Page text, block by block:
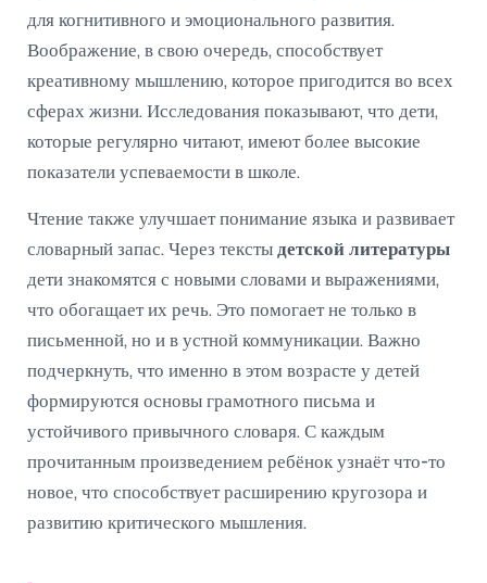
для когнитивного и эмоционального развития.
Воображение, в свою очередь, способствует
креативному мышлению, которое пригодится во всех
сферах жизни. Исследования показывают, что дети,
которые регулярно читают, имеют более высокие
показатели успеваемости в школе.
Чтение также улучшает понимание языка и развивает
словарный запас. Через тексты детской литературы
дети знакомятся с новыми словами и выражениями,
что обогащает их речь. Это помогает не только в
письменной, но и в устной коммуникации. Важно
подчеркнуть, что именно в этом возрасте у детей
формируются основы грамотного письма и
устойчивого привычного словаря. С каждым
прочитанным произведением ребёнок узнаёт что-то
новое, что способствует расширению кругозора и
развитию критического мышления.